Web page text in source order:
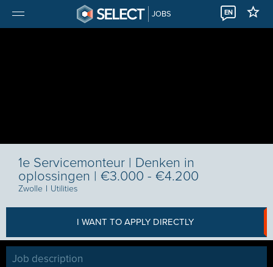
JOBS EN
1e Servicemonteur | Denken in
oplossingen | €3.000 - €4.200
Zwolle I Utilities
I WANT TO APPLY DIRECTLY
Job description